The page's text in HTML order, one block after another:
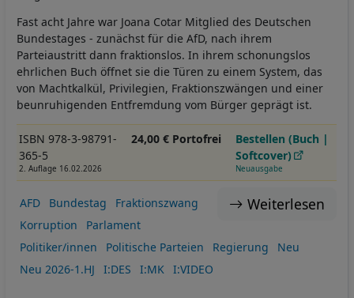
Fast acht Jahre war Joana Cotar Mitglied des Deutschen
Bundestages - zunächst für die AfD, nach ihrem
Parteiaustritt dann fraktionslos. In ihrem schonungslos
ehrlichen Buch öffnet sie die Türen zu einem System, das
von Machtkalkül, Privilegien, Fraktionszwängen und einer
beunruhigenden Entfremdung vom Bürger geprägt ist.
ISBN 978-3-98791-
365-5
2. Auflage 16.02.2026
24,00 € Portofrei
Bestellen (Buch |
Softcover)
Neuausgabe
Weiterlesen
AFD Bundestag
Fraktionszwang
Korruption
Parlament
Politiker/innen
Politische Parteien Regierung
Neu
Neu 2026-1.HJ
I:DES I:MK I:VIDEO